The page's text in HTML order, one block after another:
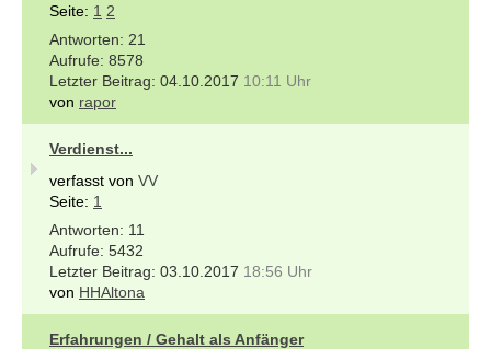
Seite: 1 2
21
8578
04.10.2017 10:11 Uhr
von rapor
Verdienst...
verfasst von VV
Seite: 1
11
5432
03.10.2017 18:56 Uhr
von HHAltona
Erfahrungen / Gehalt als Anfänger